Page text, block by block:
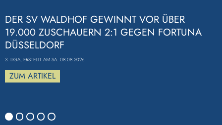
DER SV WALDHOF GEWINNT VOR ÜBER
19.000 ZUSCHAUERN 2:1 GEGEN FORTUNA
DÜSSELDORF
3. LIGA, ERSTELLT AM SA. 08.08.2026
ZUM ARTIKEL